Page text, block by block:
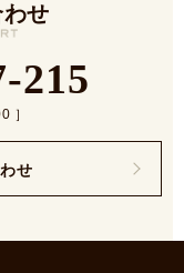
せ
215
］
せ